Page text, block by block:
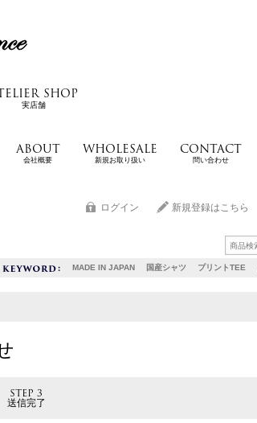
SHOP
実店舗
ABOUT
会社概要
WHOLESALE
新規お取り扱い
CONTACT
問い合わせ
MADE IN JAPAN 国産シャツ プリントTEE
ログイン 新規登録はこちら
STEP 3
送信完了